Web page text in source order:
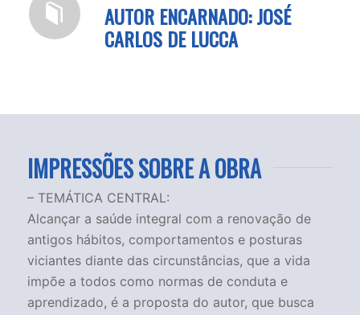
AUTOR ENCARNADO: JOSÉ
CARLOS DE LUCCA
IMPRESSÕES SOBRE A OBRA
– TEMÁTICA CENTRAL:
Alcançar a saúde integral com a renovação de
antigos hábitos, comportamentos e posturas
viciantes diante das circunstâncias, que a vida
impõe a todos como normas de conduta e
aprendizado, é a proposta do autor, que busca